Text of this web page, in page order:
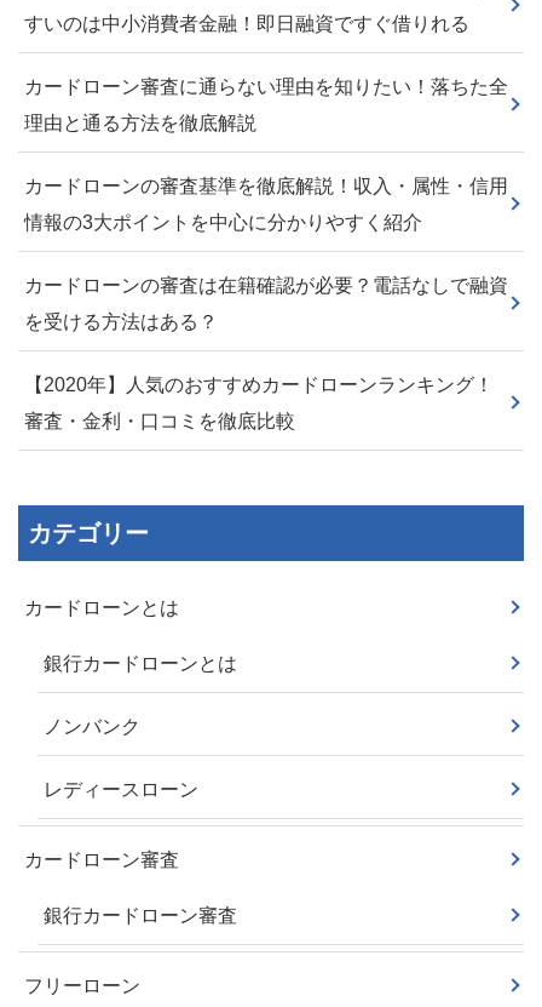
すいのは中小消費者金融！即日融資ですぐ借りれる
カードローン審査に通らない理由を知りたい！落ちた全
理由と通る方法を徹底解説
カードローンの審査基準を徹底解説！収入・属性・信用
情報の3大ポイントを中心に分かりやすく紹介
カードローンの審査は在籍確認が必要？電話なしで融資
を受ける方法はある？
【2020年】人気のおすすめカードローンランキング！
審査・金利・口コミを徹底比較
カテゴリー
カードローンとは
銀行カードローンとは
ノンバンク
レディースローン
カードローン審査
銀行カードローン審査
フリーローン